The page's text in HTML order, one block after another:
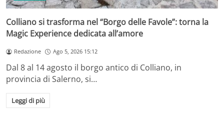
Colliano si trasforma nel “Borgo delle Favole”: torna la
Magic Experience dedicata all’amore
Redazione Ago 5, 2026 15:12
Dal 8 al 14 agosto il borgo antico di Colliano, in
provincia di Salerno, si…
Leggi di più